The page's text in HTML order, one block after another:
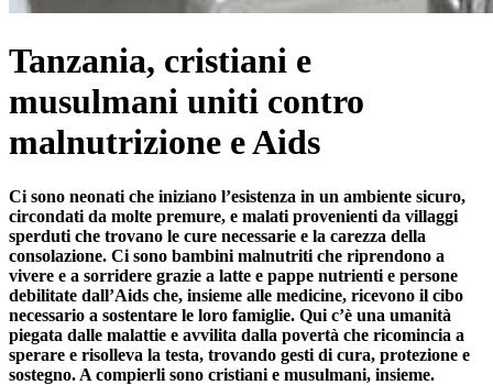
Tanzania, cristiani e
musulmani uniti contro
malnutrizione e Aids
Ci sono neonati che iniziano l’esistenza in un ambiente sicuro,
circondati da molte premure, e malati provenienti da villaggi
sperduti che trovano le cure necessarie e la carezza della
consolazione. Ci sono bambini malnutriti che riprendono a
vivere e a sorridere grazie a latte e pappe nutrienti e persone
debilitate dall’Aids che, insieme alle medicine, ricevono il cibo
necessario a sostentare le loro famiglie. Qui c’è una umanità
piegata dalle malattie e avvilita dalla povertà che ricomincia a
sperare e risolleva la testa, trovando gesti di cura, protezione e
sostegno. A compierli sono cristiani e musulmani, insieme.